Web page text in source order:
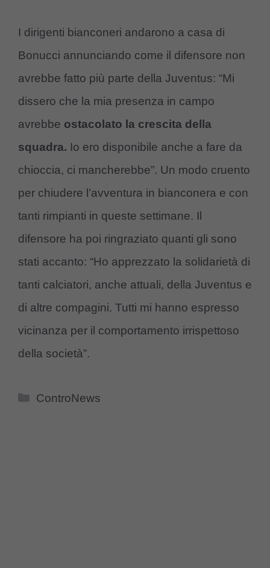
I dirigenti bianconeri andarono a casa di
Bonucci annunciando come il difensore non
avrebbe fatto più parte della Juventus: “Mi
dissero che la mia presenza in campo
avrebbe ostacolato la crescita della
squadra. Io ero disponibile anche a fare da
chioccia, ci mancherebbe”. Un modo cruento
per chiudere l’avventura in bianconera e con
tanti rimpianti in queste settimane. Il
difensore ha poi ringraziato quanti gli sono
stati accanto: “Ho apprezzato la solidarietà di
tanti calciatori, anche attuali, della Juventus e
di altre compagini. Tutti mi hanno espresso
vicinanza per il comportamento irrispettoso
della società”.
Categorie
ControNews